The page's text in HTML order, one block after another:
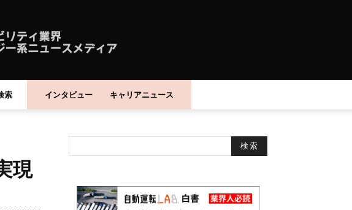
索 インタビュー キャリアニュース
現